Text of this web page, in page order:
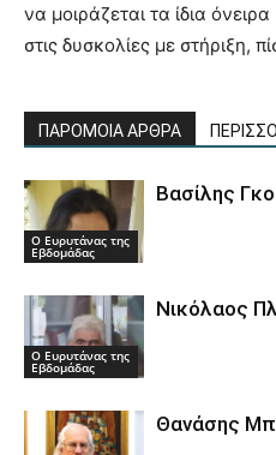
να μοιράζεται τα ίδια
στις δυσκολίες με στήριξη,
ΠΑΡΟΜΟΙΑ ΑΡΘΡΑ
Ο Ευρυτάνας της
Εβδομάδας
Βασίλης
Ο Ευρυτάνας της
Εβδομάδας
Νικόλαος
Θανάσης